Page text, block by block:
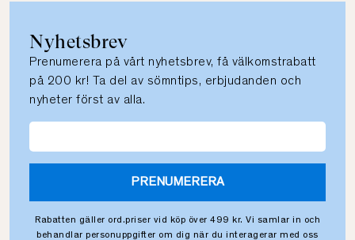
Nyhetsbrev
Prenumerera på vårt nyhetsbrev, få välkomstrabatt
på 200 kr! Ta del av sömntips, erbjudanden och
nyheter först av alla.
PRENUMERERA
Rabatten gäller ord.priser vid köp över 499 kr. Vi samlar in och
behandlar personuppgifter om dig när du interagerar med oss